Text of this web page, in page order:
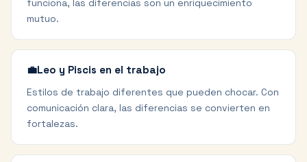
funciona, las diferencias son un enriquecimiento
mutuo.
💼Leo y Piscis en el trabajo
Estilos de trabajo diferentes que pueden chocar. Con
comunicación clara, las diferencias se convierten en
fortalezas.